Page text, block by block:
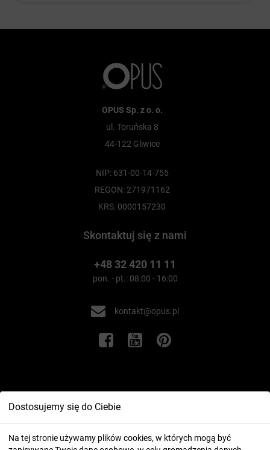
Dostosujemy się do Ciebie
Na tej stronie używamy plików cookies, w których mogą być
OPUS Sp. z o. o.
ul. Toruńska 8
44-122 Gliwice
NIP: 631-00-14-755
REGON: 271971162
KRS: 0000157230
Skontaktuj się z nami
+48 32 420 11 11
pon. - pt.: 08:00 - 16:00
kontakt@opus.pl
Informacje
Twoje konto